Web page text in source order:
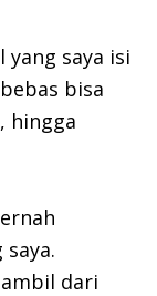
yang saya isi
bisa
hingga
dari